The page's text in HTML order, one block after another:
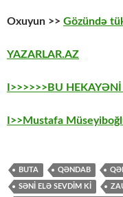
Oxuyun >> Gözündə
YAZARLAR.AZ
I>>>>>>BU
I>>Mustafa
BUTA QƏNDAB
SƏNI ELƏ SEVDIM KI